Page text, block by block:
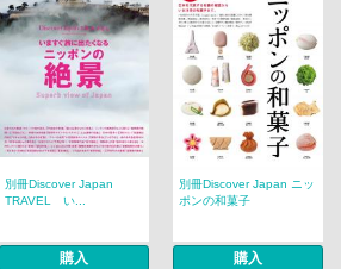
別冊Discover Japan
TRAVEL い...
購入
別冊Discover Japan ニッ
ポンの和菓子
購入